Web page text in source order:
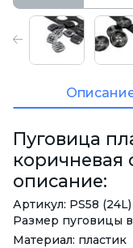
Пуговица
коричневая
описание:
Артикул: PS58
Размер пуговицы в
Материал: пластик